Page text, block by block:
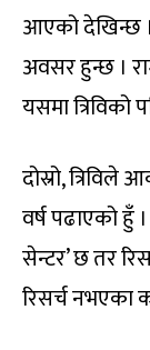
आएको देखिन्छ ।
अवसर हुन्छ ।
यसमा त्रिविको
दोस्रो,
वर्ष पढाएको हुँ
सेन्टर’ छ तर
रिसर्च नभएका